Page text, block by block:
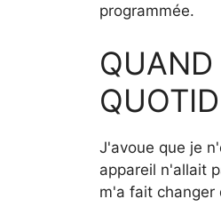
programmée.
QUAND
J'avoue que je
appareil n'allait
m'a fait changer